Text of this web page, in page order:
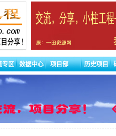
专区 数据中心 项目部 历史项目